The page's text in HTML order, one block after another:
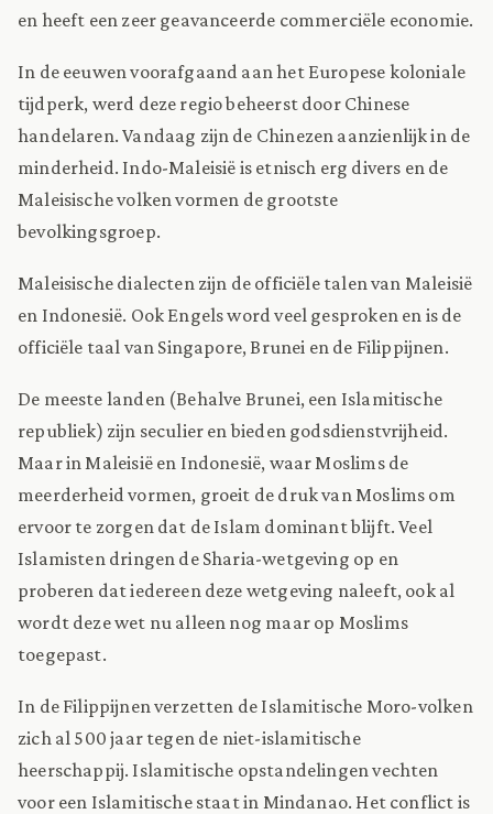
en heeft een zeer geavanceerde commerciële economie.
In de eeuwen voorafgaand aan het Europese koloniale
tijdperk, werd deze regio beheerst door Chinese
handelaren. Vandaag zijn de Chinezen aanzienlijk in de
minderheid. Indo-Maleisië is etnisch erg divers en de
Maleisische volken vormen de grootste
bevolkingsgroep.
Maleisische dialecten zijn de officiële talen van Maleisië
en Indonesië. Ook Engels word veel gesproken en is de
officiële taal van Singapore, Brunei en de Filippijnen.
De meeste landen (Behalve Brunei, een Islamitische
republiek) zijn seculier en bieden godsdienstvrijheid.
Maar in Maleisië en Indonesië, waar Moslims de
meerderheid vormen, groeit de druk van Moslims om
ervoor te zorgen dat de Islam dominant blijft. Veel
Islamisten dringen de Sharia-wetgeving op en
proberen dat iedereen deze wetgeving naleeft, ook al
wordt deze wet nu alleen nog maar op Moslims
toegepast.
In de Filippijnen verzetten de Islamitische Moro-volken
zich al 500 jaar tegen de niet-islamitische
heerschappij. Islamitische opstandelingen vechten
voor een Islamitische staat in Mindanao. Het conflict is